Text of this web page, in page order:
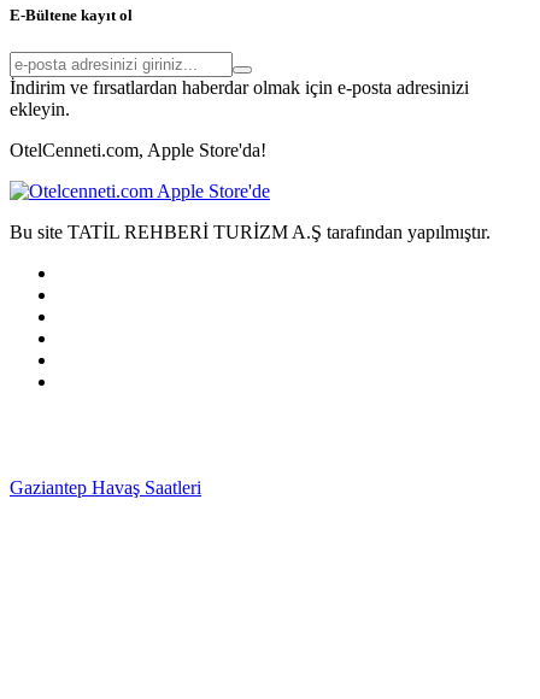
E-Bültene kayıt ol
İndirim ve fırsatlardan haberdar olmak için e-posta adresinizi
ekleyin.
OtelCenneti.com, Apple Store'da!
Bu site TATİL REHBERİ TURİZM A.Ş tarafından yapılmıştır.
Gaziantep Havaş Saatleri